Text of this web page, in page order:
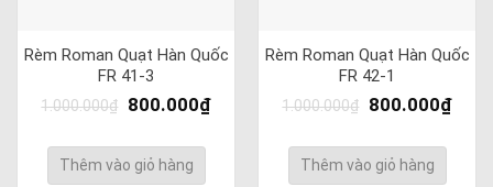
Rèm Roman Quạt Hàn Quốc
FR 41-3
1.000.000₫ 800.000₫
Thêm vào giỏ hàng
Rèm Roman Quạt Hàn Quốc
FR 42-1
1.000.000₫ 800.000₫
Thêm vào giỏ hàng